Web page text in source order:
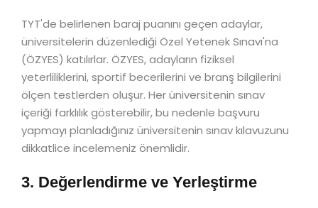
TYT'de belirlenen baraj puanını geçen adaylar,
üniversitelerin düzenlediği Özel Yetenek Sınavı'na
(ÖZYES) katılırlar. ÖZYES, adayların fiziksel
yeterliliklerini, sportif becerilerini ve branş bilgilerini
ölçen testlerden oluşur. Her üniversitenin sınav
içeriği farklılık gösterebilir, bu nedenle başvuru
yapmayı planladığınız üniversitenin sınav kılavuzunu
dikkatlice incelemeniz önemlidir.
3. Değerlendirme ve Yerleştirme